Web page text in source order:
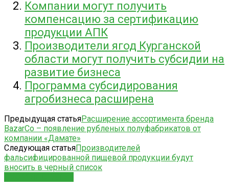
Компании могут получить
компенсацию за сертификацию
продукции АПК
Производители ягод Курганской
области могут получить субсидии на
развитие бизнеса
Программа субсидирования
агробизнеса расширена
Предыдущая статьяРасширение ассортимента бренда
BazarCo – появление рубленых полуфабрикатов от
компании «Дамате»
Следующая статьяПроизводителей
фальсифицированной пищевой продукции будут
вносить в черный список